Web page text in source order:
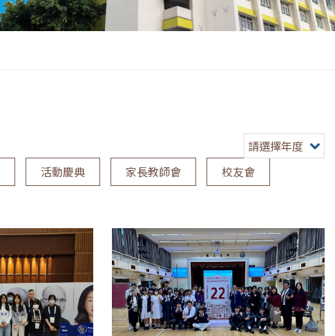
請選擇年度
活動慶典 家長教師會
校友會